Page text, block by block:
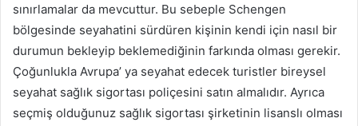
sınırlamalar da mevcuttur. Bu sebeple Schengen
bölgesinde seyahatini sürdüren kişinin kendi için nasıl bir
durumun bekleyip beklemediğinin farkında olması gerekir.
Çoğunlukla Avrupa’ ya seyahat edecek turistler bireysel
seyahat sağlık sigortası poliçesini satın almalıdır. Ayrıca
seçmiş olduğunuz sağlık sigortası şirketinin lisanslı olması